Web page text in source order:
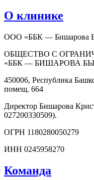
О клинике
ООО «ББК — Бишарова
ОБЩЕСТВО С
«ББК — БИШАРОВА
450006, Республика
помещ. 664
Директор Бишарова
027200330509).
ОГРН 1180280050279
ИНН 0245958270
Команда